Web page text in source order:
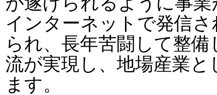
インターネットで発信
られ、長年苦闘して整
流が実現し、地場産業
ます。